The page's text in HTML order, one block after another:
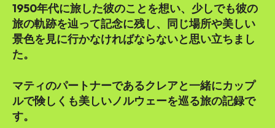
1950年代に旅した彼のことを想い、少しでも彼の
旅の軌跡を辿って記念に残し、同じ場所や美しい
景色を見に行かなければならないと思い立ちまし
た。
マティのパートナーであるクレアと一緒にカップ
ルで険しくも美しいノルウェーを巡る旅の記録で
す。